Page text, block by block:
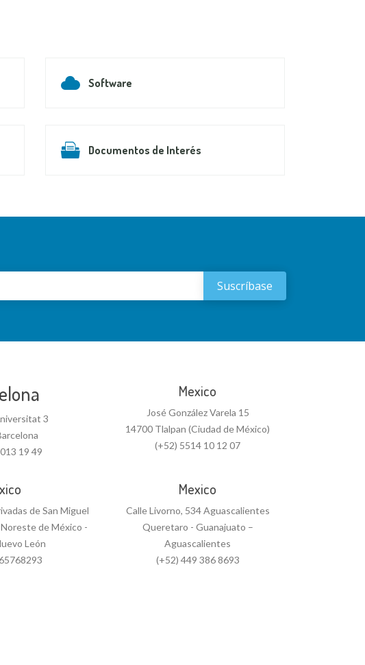
Software
Documentos de Interés
3
19 49
Mexico
José González Varela 15
14700 Tlalpan (Ciudad de México)
(+52) 5514 10 12 07
de San Miguel
de México -
León
Mexico
Calle Livorno, 534 Aguascalientes
Queretaro - Guanajuato –
Aguascalientes
(+52) 449 386 8693